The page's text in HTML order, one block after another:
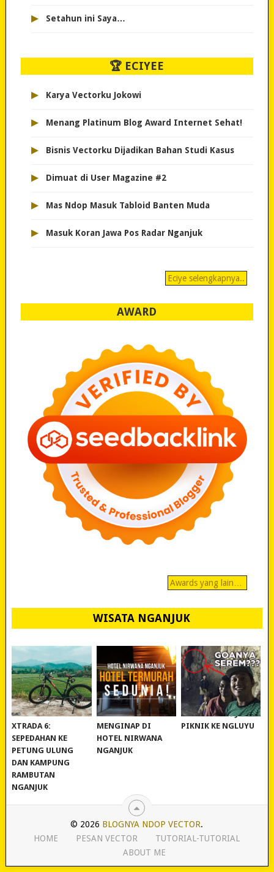
▸ Setahun ini Saya…
🏆 ECIYEE
▸ Karya Vectorku Jokowi
▸ Menang Platinum Blog Award Internet Sehat!
▸ Bisnis Vectorku Dijadikan Bahan Studi Kasus
▸ Dimuat di User Magazine #2
▸ Mas Ndop Masuk Tabloid Banten Muda
▸ Masuk Koran Jawa Pos Radar Nganjuk
Eciye selengkapnya..
AWARD
Awards yang lain…
WISATA NGANJUK
REVIEW POLYGON
XTRADA 6:
SEPEDAHAN KE
PETUNG ULUNG
DAN KAMPUNG
RAMBUTAN
NGANJUK
MURAH BANGET!
MENGINAP DI
HOTEL NIRWANA
NGANJUK
WISATA NGANJUK:
PIKNIK KE NGLUYU
© 2026 BLOGNYA NDOP VECTOR.
HOME
PESAN VECTOR
TUTORIAL-TUTORIAL
ABOUT ME